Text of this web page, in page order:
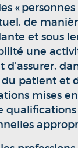
«
de
et sous
une
d’assurer,
patient et
mises
qualifications